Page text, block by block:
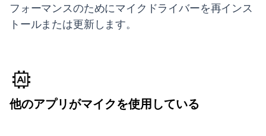
フォーマンスのためにマイクドライバーを再インス
トールまたは更新します。
他のアプリがマイクを使用している